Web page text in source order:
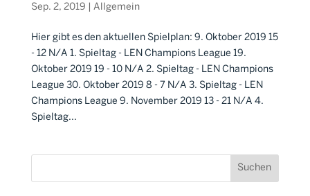
Sep. 2, 2019 Allgemein
Hier gibt es den aktuellen Spielplan: 9. Oktober 2019 15
- 12 N/A 1. Spieltag - LEN Champions League 19.
Oktober 2019 19 - 10 N/A 2. Spieltag - LEN Champions
League 30. Oktober 2019 8 - 7 N/A 3. Spieltag - LEN
Champions League 9. November 2019 13 - 21 N/A 4.
Spieltag...